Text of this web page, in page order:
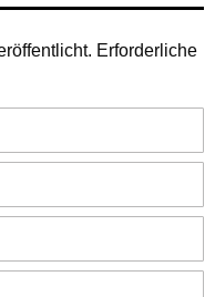
Erforderliche